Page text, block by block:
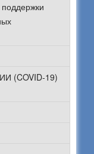
(COVID-19)